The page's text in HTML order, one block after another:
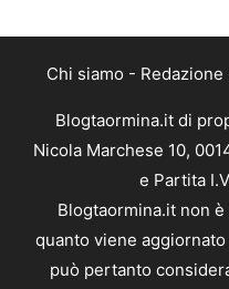
Chi siamo - Redazione
Blogtaormina.it di
Nicola Marchese 10,
e Partita
Blogtaormina.it non
quanto viene
può pertanto